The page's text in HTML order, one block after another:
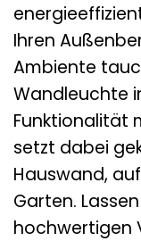
Ihren
Ambiente
Wandleuchte
Funktionalität
setzt dabei
Hauswand,
Garten.
hochwertigen